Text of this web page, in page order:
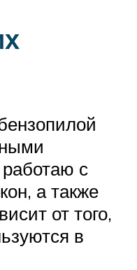
с
а также
от того,
в